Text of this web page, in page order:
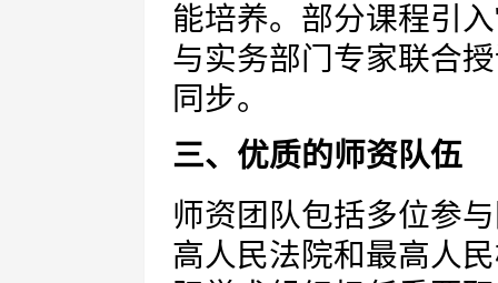
能培养。部分课程引
与实务部门专家联合
同步。
三、优质的师资队伍
师资团队包括多位参
高人民法院和最高人